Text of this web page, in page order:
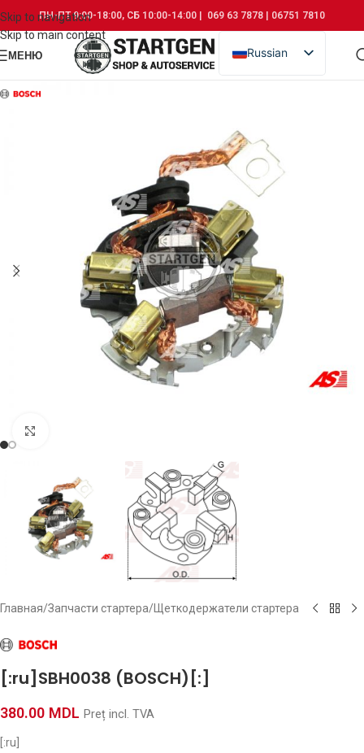
Skip to navigation
Skip to main content
ПН-ПТ 9:00-18:00, СБ 10:00-14:00 | 069 63 7878 | 06751 7810
МЕНЮ
Russian
Romanian
Главная/Запчасти стартера/Щеткодержатели стартера
[:ru]SBH0038 (BOSCH)[:]
380.00 MDL Preț incl. TVA
[:ru]